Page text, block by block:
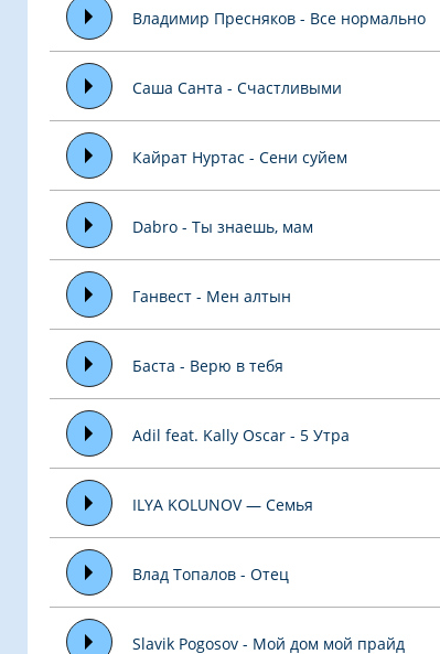
Владимир Пресняков - Все нормально
Саша Санта - Счастливыми
Кайрат Нуртас - Сени суйем
Dabro - Ты знаешь, мам
Ганвест - Мен алтын
Баста - Верю в тебя
Adil feat. Kally Oscar - 5 Утра
ILYA KOLUNOV — Семья
Влад Топалов - Отец
Slavik Pogosov - Мой дом мой прайд